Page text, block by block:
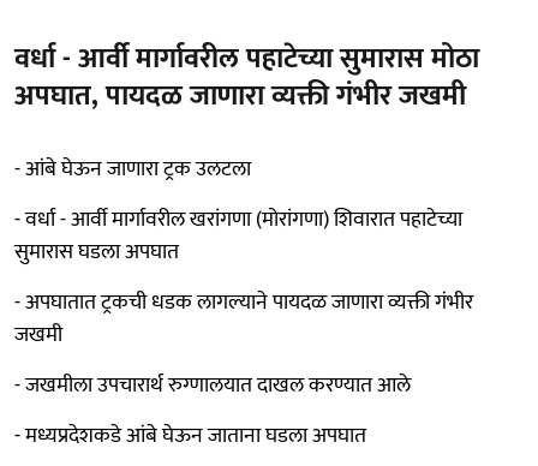
वर्धा - आर्वी मार्गावरील पहाटेच्या सुमारास मोठा
अपघात, पायदळ जाणारा व्यक्ती गंभीर जखमी
- आंबे घेऊन जाणारा ट्रक उलटला
- वर्धा - आर्वी मार्गावरील खरांगणा (मोरांगणा) शिवारात पहाटेच्या
सुमारास घडला अपघात
- अपघातात ट्रकची धडक लागल्याने पायदळ जाणारा व्यक्ती गंभीर
जखमी
- जखमीला उपचारार्थ रुग्णालयात दाखल करण्यात आले
- मध्यप्रदेशकडे आंबे घेऊन जाताना घडला अपघात